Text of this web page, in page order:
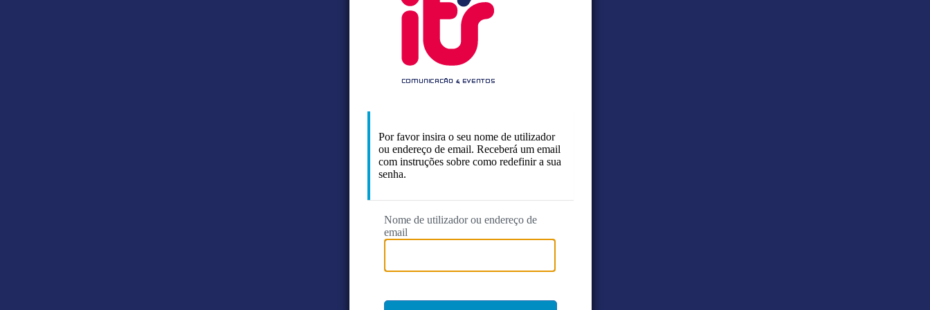
Por favor insira o seu nome de utilizador
ou endereço de email. Receberá um email
com instruções sobre como redefinir a sua
senha.
Nome de utilizador ou endereço de
email